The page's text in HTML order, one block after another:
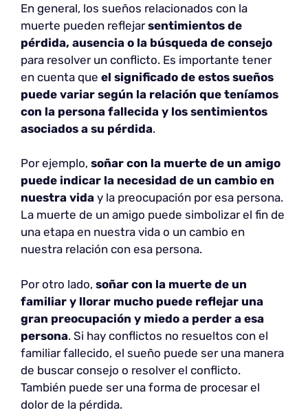
En general, los sueños relacionados con la
muerte pueden reflejarsentimientos de
pérdida, ausencia o la búsqueda de consejo
para resolver un conflicto. Es importante tener
en cuenta que el significado de estos sueños
puede variar según la relación que teníamos
con la persona fallecida y los sentimientos
asociados a su pérdida.
Por ejemplo, soñar con la muerte de un amigo
puede indicar la necesidad de un cambio en
nuestra vida y la preocupación por esa persona.
La muerte de un amigo puede simbolizar el fin de
una etapa en nuestra vida o un cambio en
nuestra relación con esa persona.
Por otro lado, soñar con la muerte de un
familiar y llorar mucho puede reflejar una
gran preocupación y miedo a perder a esa
persona. Si hay conflictos no resueltos con el
familiar fallecido, el sueño puede ser una manera
de buscar consejo o resolver el conflicto.
También puede ser una forma de procesar el
dolor de la pérdida.